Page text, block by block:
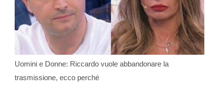
Uomini e Donne: Riccardo vuole abbandonare la
trasmissione, ecco perché